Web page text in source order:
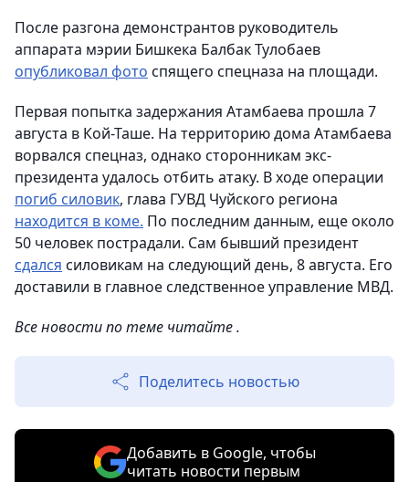
После разгона демонстрантов руководитель
аппарата мэрии Бишкека Балбак Тулобаев
опубликовал фото спящего спецназа на площади.
Первая попытка задержания Атамбаева прошла 7
августа в Кой-Таше. На территорию дома Атамбаева
ворвался спецназ, однако сторонникам экс-
президента удалось отбить атаку. В ходе операции
погиб силовик, глава ГУВД Чуйского региона
находится в коме. По последним данным, еще около
50 человек пострадали. Сам бывший президент
сдался силовикам на следующий день, 8 августа. Его
доставили в главное следственное управление МВД.
Все новости по теме читайте .
Поделитесь новостью
Добавить в Google, чтобы
читать новости первым